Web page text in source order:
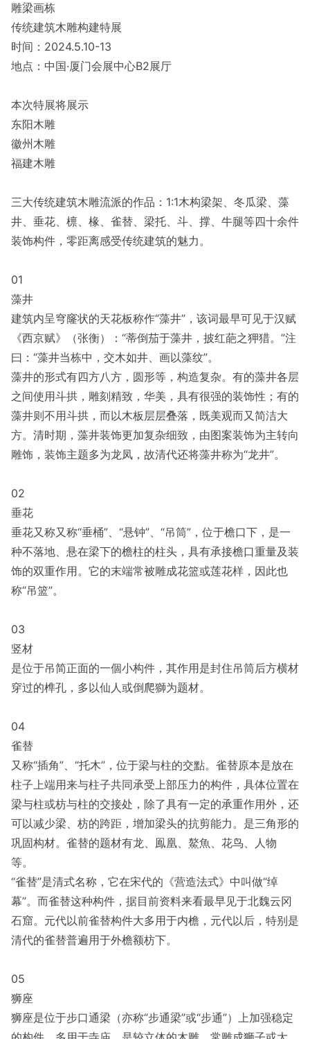
雕梁画栋
传统建筑木雕构建特展
时间：2024.5.10-13
地点：中国·厦门会展中心B2展厅
本次特展将展示
东阳木雕
徽州木雕
福建木雕
三大传统建筑木雕流派的作品：1:1木构梁架、冬瓜梁、藻
井、垂花、檩、椽、雀替、梁托、斗、撑、牛腿等四十余件
装饰构件，零距离感受传统建筑的魅力。
01
藻井
建筑内呈穹窿状的天花板称作“藻井”，该词最早可见于汉赋
《西京赋》（张衡）：“蒂倒茄于藻井，披红葩之狎猎。”注
曰：“藻井当栋中，交木如井、画以藻纹”。
藻井的形式有四方八方，圆形等，构造复杂。有的藻井各层
之间使用斗拱，雕刻精致，华美，具有很强的装饰性；有的
藻井则不用斗拱，而以木板层层叠落，既美观而又简洁大
方。清时期，藻井装饰更加复杂细致，由图案装饰为主转向
雕饰，装饰主题多为龙凤，故清代还将藻井称为“龙井”。
02
垂花
垂花又称又称“垂桶”、“悬钟”、“吊筒”，位于檐口下，是一
种不落地、悬在梁下的檐柱的柱头，具有承接檐口重量及装
饰的双重作用。它的末端常被雕成花篮或莲花样，因此也
称“吊篮”。
03
竖材
是位于吊简正面的一個小构件，其作用是封住吊筒后方横材
穿过的榫孔，多以仙人或倒爬獅为题材。
04
雀替
又称“插角”、“托木”，位于梁与柱的交點。雀替原本是放在
柱子上端用来与柱子共同承受上部压力的构件，具体位置在
梁与柱或枋与柱的交接处，除了具有一定的承重作用外，还
可以减少梁、枋的跨距，增加梁头的抗剪能力。是三角形的
巩固构材。雀替的题材有龙、鳯凰、鰲魚、花鸟、人物
等。
“雀替”是清式名称，它在宋代的《营造法式》中叫做“绰
幕”。而雀替这种构件，据目前资料来看最早见于北魏云冈
石窟。元代以前雀替构件大多用于内檐，元代以后，特别是
清代的雀替普遍用于外檐额枋下。
05
狮座
狮座是位于步口通梁（亦称“步通梁”或“步通”）上加强稳定